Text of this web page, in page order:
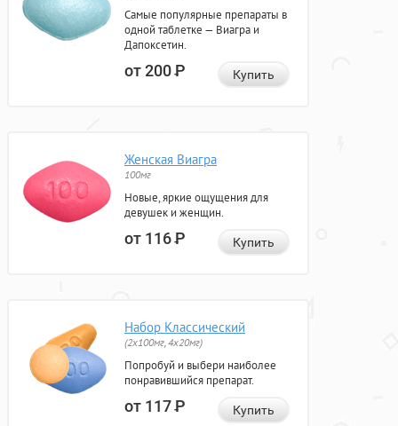
Самые популярные препараты в
одной таблетке — Виагра и
Дапоксетин.
от 200Р Купить
Женская Виагра
100мг
Новые, яркие ощущения для
девушек и женщин.
от 116Р Купить
Набор Классический
(2x100мг, 4x20мг)
Попробуй и выбери наиболее
понравившийся препарат.
от 117Р Купить